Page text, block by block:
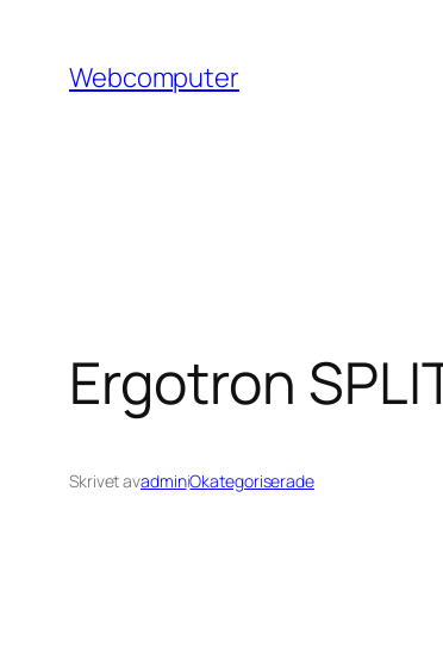
innehåll
Webcomputer
Ergotron
Skrivet avadminiOkategoriserade